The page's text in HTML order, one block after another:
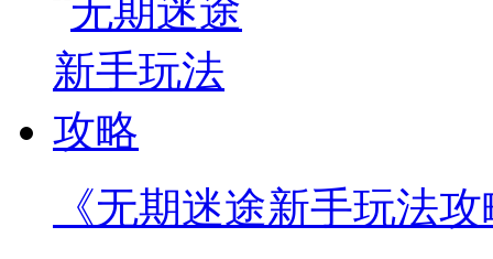
《无期迷途新手玩法